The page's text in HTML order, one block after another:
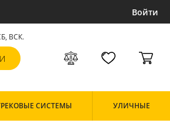
Войти
ВСК.
СИСТЕМЫ УЛИЧНЫЕ